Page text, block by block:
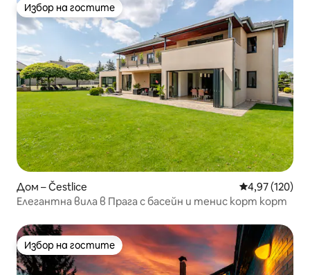
Избор на гостите
Избор на гостите
Дом – Čestlice Средна
4,97 (120)
Елегантна вила в Прага с басейн и тенис корт корт
Избор на гостите
Избор на гостите